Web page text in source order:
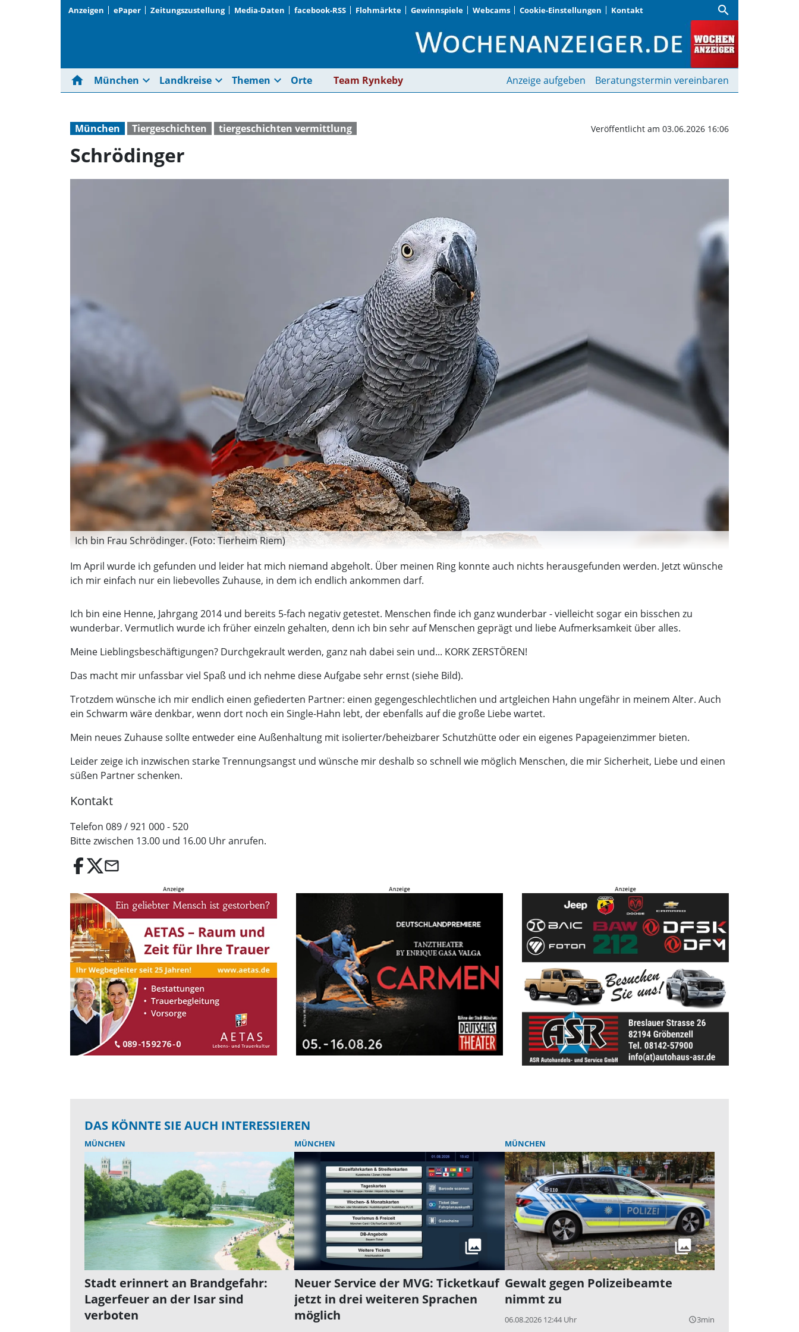
Anzeigen ePaper Zeitungszustellung Media-Daten facebook-RSS Flohmärkte Gewinnspiele Webcams Cookie-Einstellungen Kontakt search
Schrödinger | Wochenanzeiger
home München expand_more Landkreise expand_more Themen expand_more Orte Team Rynkeby Anzeige aufgeben Beratungstermin vereinbaren
München Tiergeschichten tiergeschichten vermittlung Veröffentlicht am 03.06.2026 16:06
Schrödinger
Ich bin Frau Schrödinger. (Foto: Tierheim Riem)
Im April wurde ich gefunden und leider hat mich niemand abgeholt. Über meinen Ring konnte auch nichts herausgefunden werden. Jetzt wünsche
ich mir einfach nur ein liebevolles Zuhause, in dem ich endlich ankommen darf.
Ich bin eine Henne, Jahrgang 2014 und bereits 5-fach negativ getestet. Menschen finde ich ganz wunderbar - vielleicht sogar ein bisschen zu
wunderbar. Vermutlich wurde ich früher einzeln gehalten, denn ich bin sehr auf Menschen geprägt und liebe Aufmerksamkeit über alles.
Meine Lieblingsbeschäftigungen? Durchgekrault werden, ganz nah dabei sein und... KORK ZERSTÖREN!
Das macht mir unfassbar viel Spaß und ich nehme diese Aufgabe sehr ernst (siehe Bild).
Trotzdem wünsche ich mir endlich einen gefiederten Partner: einen gegengeschlechtlichen und artgleichen Hahn ungefähr in meinem Alter. Auch
ein Schwarm wäre denkbar, wenn dort noch ein Single-Hahn lebt, der ebenfalls auf die große Liebe wartet.
Mein neues Zuhause sollte entweder eine Außenhaltung mit isolierter/beheizbarer Schutzhütte oder ein eigenes Papageienzimmer bieten.
Leider zeige ich inzwischen starke Trennungsangst und wünsche mir deshalb so schnell wie möglich Menschen, die mir Sicherheit, Liebe und einen
süßen Partner schenken.
Kontakt
Telefon 089 / 921 000 - 520
Bitte zwischen 13.00 und 16.00 Uhr anrufen.
email
DAS KÖNNTE SIE AUCH INTERESSIEREN
MÜNCHEN
Stadt erinnert an Brandgefahr:
Lagerfeuer an der Isar sind
verboten
MÜNCHEN
Neuer Service der MVG: Ticketkauf
jetzt in drei weiteren Sprachen
möglich
MÜNCHEN
Gewalt gegen Polizeibeamte
nimmt zu
06.08.2026 12:44 Uhr query_builder3min